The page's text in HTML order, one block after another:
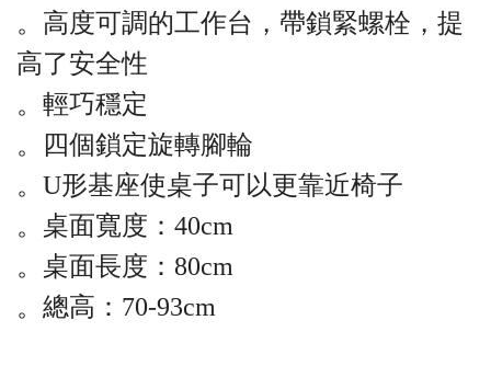
。
高度可調的工作台，帶鎖緊螺栓，提
高了安全性
。 輕巧穩定
。 四個鎖定旋轉腳輪
。 U形基座使桌子可以更靠近椅子
。 桌面寬度： 40cm
。 桌面長度： 80cm
。 總高： 70-93cm